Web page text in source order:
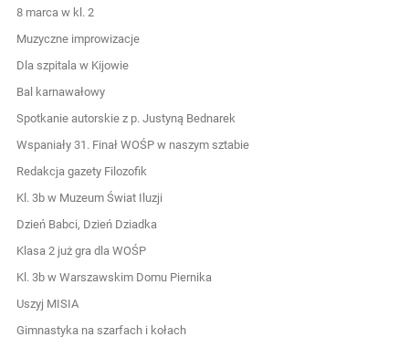
8 marca w kl. 2
Muzyczne improwizacje
Dla szpitala w Kijowie
Bal karnawałowy
Spotkanie autorskie z p. Justyną Bednarek
Wspaniały 31. Finał WOŚP w naszym sztabie
Redakcja gazety Filozofik
Kl. 3b w Muzeum Świat Iluzji
Dzień Babci, Dzień Dziadka
Klasa 2 już gra dla WOŚP
Kl. 3b w Warszawskim Domu Piernika
Uszyj MISIA
Gimnastyka na szarfach i kołach